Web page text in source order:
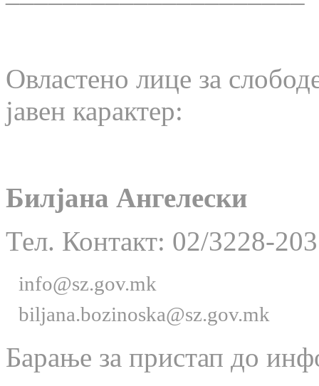
Овластено лице за
јавен карактер:
Билјана Ангелески
Тел. Контакт: 02/3228-203
info@sz.gov.mk
biljana.bozinoska@sz.gov.mk
Барање за пристап до